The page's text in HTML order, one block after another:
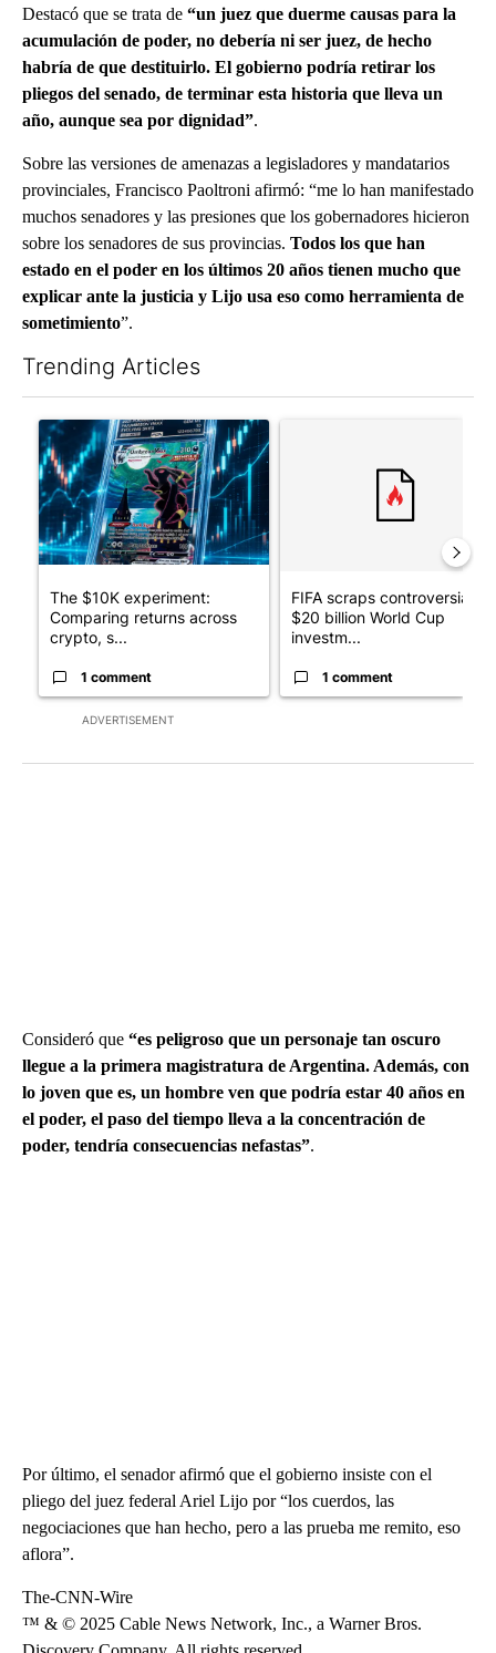
Destacó que se trata de “un juez que duerme causas para la
acumulación de poder, no debería ni ser juez, de hecho
habría de que destituirlo. El gobierno podría retirar los
pliegos del senado, de terminar esta historia que lleva un
año, aunque sea por dignidad”.
Sobre las versiones de amenazas a legisladores y mandatarios
provinciales, Francisco Paoltroni afirmó: “me lo han manifestado
muchos senadores y las presiones que los gobernadores hicieron
sobre los senadores de sus provincias. Todos los que han
estado en el poder en los últimos 20 años tienen mucho que
explicar ante la justicia y Lijo usa eso como herramienta de
sometimiento”.
Trending Articles
ADVERTISEMENT
A trending article titled "The $10K experiment: Comparing
The $10K experiment:
Comparing returns across
crypto, s...
1 comment
FIFA scraps controversial
$20 billion World Cup
investm...
1 comment
Consideró que “es peligroso que un personaje tan oscuro
llegue a la primera magistratura de Argentina. Además, con
lo joven que es, un hombre ven que podría estar 40 años en
el poder, el paso del tiempo lleva a la concentración de
poder, tendría consecuencias nefastas”.
Por último, el senador afirmó que el gobierno insiste con el
pliego del juez federal Ariel Lijo por “los cuerdos, las
negociaciones que han hecho, pero a las prueba me remito, eso
aflora”.
The-CNN-Wire
™ & © 2025 Cable News Network, Inc., a Warner Bros.